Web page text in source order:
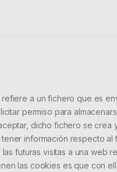
a un fichero que es
permiso para
dicho fichero se crea
información respecto al
futuras visitas a una web
las cookies es que con